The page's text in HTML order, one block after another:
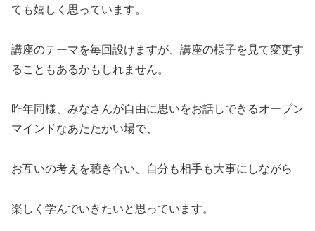
ても嬉しく思っています。
講座のテーマを毎回設けますが、講座の様子を見て変更す
ることもあるかもしれません。
昨年同様、みなさんが自由に思いをお話しできるオープン
マインドなあたたかい場で、
お互いの考えを聴き合い、自分も相手も大事にしながら
楽しく学んでいきたいと思っています。